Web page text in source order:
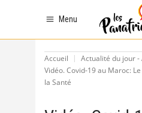
Menu
Accueil
Actualité du jour -
Vidéo. Covid-19 au Maroc:
la Santé